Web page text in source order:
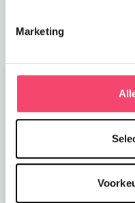
Marketing
Kroon op de taart bij